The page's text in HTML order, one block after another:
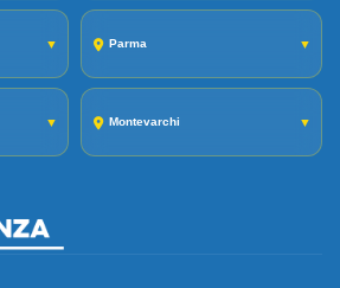
▼ Parma ▼
▼ Montevarchi ▼